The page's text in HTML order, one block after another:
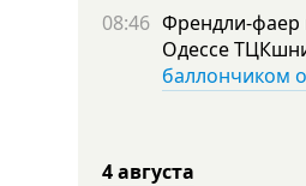
08:46 Френдли-фаер
Одессе
баллончиком
4 августа